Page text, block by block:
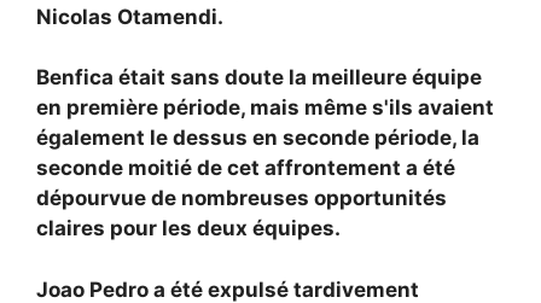
Nicolas Otamendi.
Benfica était sans doute la meilleure équipe
en première période, mais même s'ils avaient
également le dessus en seconde période, la
seconde moitié de cet affrontement a été
dépourvue de nombreuses opportunités
claires pour les deux équipes.
Joao Pedro a été expulsé tardivement